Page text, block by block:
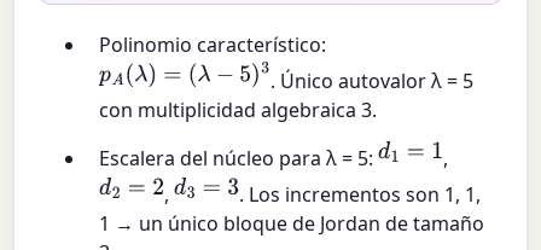
Polinomio característico:
pA(λ)= λ− 5)3
. Único autovalor λ = 5
con multiplicidad algebraica 3.
Escalera del núcleo para λ = 5:d1 =1
,
d2 =2 ,d3 =3
. Los incrementos son 1, 1,
1 → un único bloque de Jordan de tamaño